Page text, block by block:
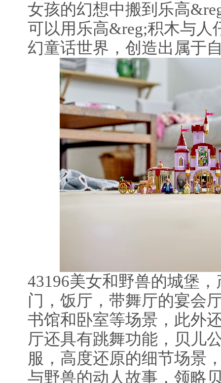
女孩的幻想中搬到乐高
可以用乐高&reg;积木与人
幻童话世界，创造出属于
43196美女和野兽的城堡
门，饭厅，带舞厅的宴会
书馆和卧室等场景，此外
厅还具有跳舞功能，贝儿
服，高度还原的细节场景
与野兽的动人故事，领略